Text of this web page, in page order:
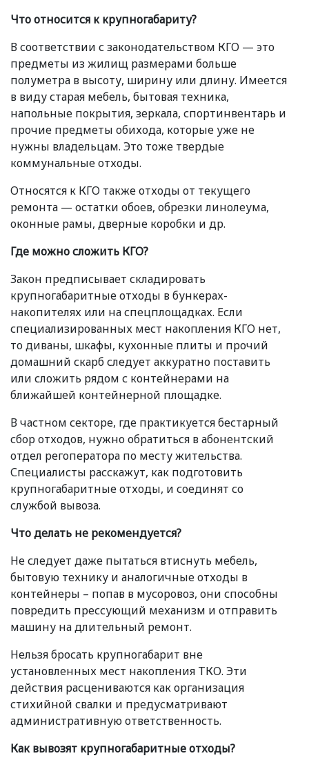
Что относится к крупногабариту?
В соответствии с законодательством КГО — это
предметы из жилищ размерами больше
полуметра в высоту, ширину или длину. Имеется
в виду старая мебель, бытовая техника,
напольные покрытия, зеркала, спортинвентарь и
прочие предметы обихода, которые уже не
нужны владельцам. Это тоже твердые
коммунальные отходы.
Относятся к КГО также отходы от текущего
ремонта — остатки обоев, обрезки линолеума,
оконные рамы, дверные коробки и др.
Где можно сложить КГО?
Закон предписывает складировать
крупногабаритные отходы в бункерах-
накопителях или на спецплощадках. Если
специализированных мест накопления КГО нет,
то диваны, шкафы, кухонные плиты и прочий
домашний скарб следует аккуратно поставить
или сложить рядом с контейнерами на
ближайшей контейнерной площадке.
В частном секторе, где практикуется бестарный
сбор отходов, нужно обратиться в абонентский
отдел регоператора по месту жительства.
Специалисты расскажут, как подготовить
крупногабаритные отходы, и соединят со
службой вывоза.
Что делать не рекомендуется?
Не следует даже пытаться втиснуть мебель,
бытовую технику и аналогичные отходы в
контейнеры – попав в мусоровоз, они способны
повредить прессующий механизм и отправить
машину на длительный ремонт.
Нельзя бросать крупногабарит вне
установленных мест накопления ТКО. Эти
действия расцениваются как организация
стихийной свалки и предусматривают
административную ответственность.
Как вывозят крупногабаритные отходы?